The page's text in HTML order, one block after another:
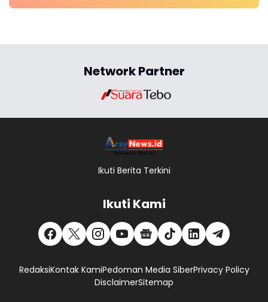
Network Partner
Ikuti Berita Terkini
Ikuti Kami
RedaksiKontak KamiPedoman Media SiberPrivacy Policy
DisclaimerSitemap